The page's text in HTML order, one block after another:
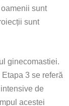
sunt
sunt
ginecomastiei.
3 se referă
de
acestei